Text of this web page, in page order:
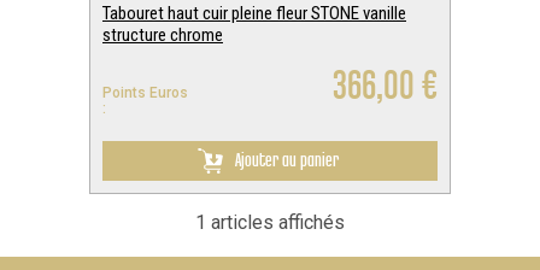
Tabouret haut cuir pleine fleur STONE vanille
structure chrome
Points Euros
:
366,00 €
Ajouter au panier
1 articles affichés